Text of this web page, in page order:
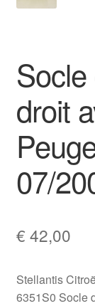
droit
07/
€ 42,00
Stellantis
6351S0 Socle